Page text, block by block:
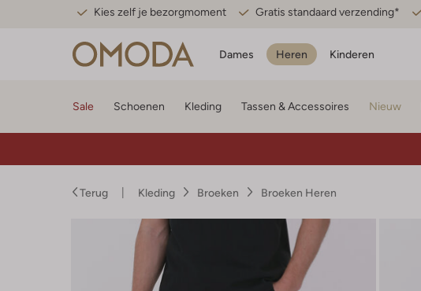
Kies zelf je bezorgmoment Gratis standaard verzending*
Dames Heren Kinderen
Sale Schoenen Kleding Tassen & Accessoires Nieuw
Terug Kleding Broeken Broeken Heren